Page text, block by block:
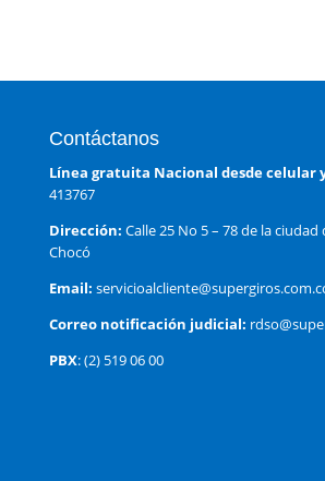
Contáctanos
Línea gratuita Nacional desde celular
413767
Dirección: Calle 25 No 5 – 78 de la
Chocó
Email:
Correo notificación judicial:
PBX: (2) 519 06 00